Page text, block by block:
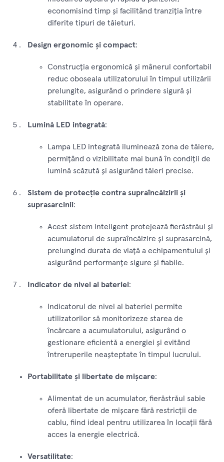
economisind timp și facilitând tranziția între
diferite tipuri de tăieturi.
Design ergonomic și compact:
Construcția ergonomică și mânerul confortabil
reduc oboseala utilizatorului în timpul utilizării
prelungite, asigurând o prindere sigură și
stabilitate în operare.
Lumină LED integrată:
Lampa LED integrată iluminează zona de tăiere,
permițând o vizibilitate mai bună în condiții de
lumină scăzută și asigurând tăieri precise.
Sistem de protecție contra supraîncălzirii și
suprasarcinii:
Acest sistem inteligent protejează fierăstrăul și
acumulatorul de supraîncălzire și suprasarcină,
prelungind durata de viață a echipamentului și
asigurând performanțe sigure și fiabile.
Indicator de nivel al bateriei:
Indicatorul de nivel al bateriei permite
utilizatorilor să monitorizeze starea de
încărcare a acumulatorului, asigurând o
gestionare eficientă a energiei și evitând
întreruperile neașteptate în timpul lucrului.
Portabilitate și libertate de mișcare:
Alimentat de un acumulator, fierăstrăul sabie
oferă libertate de mișcare fără restricții de
cablu, fiind ideal pentru utilizarea în locații fără
acces la energie electrică.
Versatilitate: